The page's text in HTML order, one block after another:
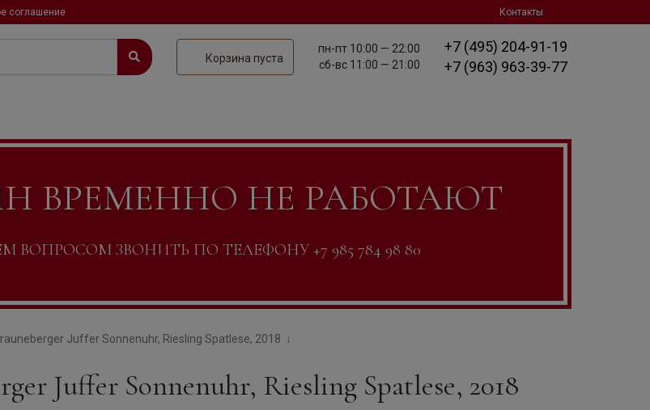
соглашение Контакты
Корзина пуста
пн-пт 10:00 — 22:00
сб-вс 11:00 — 21:00
+7 (495) 204-91-19
+7 (963) 963-39-77
ВРЕМЕННО НЕ РАБОТАЮТ
ЗВОНИТЬ ПО ТЕЛЕФОНУ +7 985 784 98 80
Juffer Sonnenuhr, Riesling Spatlese, 2018
Juffer Sonnenuhr, Riesling Spatlese, 2018